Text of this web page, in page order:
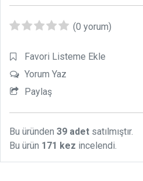
(0 yorum)
Favori Listeme Ekle
Yorum Yaz
Paylaş
Bu üründen 39 adet satılmıştır.
Bu ürün 171 kez incelendi.